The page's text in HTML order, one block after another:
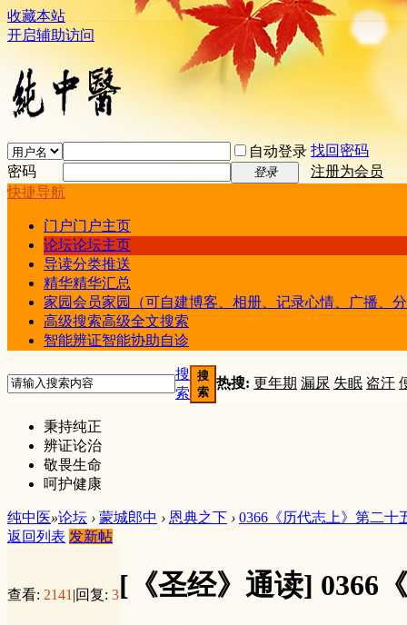
收藏本站
开启辅助访问
自动登录 找回密码
密码
登录
注册为会员
快捷导航
门户门户主页
论坛论坛主页
导读分类推送
精华精华汇总
家园会员家园（可自建博客、相册、记录心情、广播、
高级搜索高级全文搜索
智能辨证智能协助自诊
搜
索
搜
索
热搜: 更年期 漏尿 失眠 盗汗
秉持纯正
辨证论治
敬畏生命
呵护健康
纯中医»论坛 › 蒙城郎中 › 恩典之下 › 0366《历代志上》第二十
返回列表 发新帖
查看: 2141 |回复: 3[《圣经》通读] 0366